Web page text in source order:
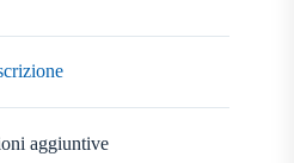
aggiuntive